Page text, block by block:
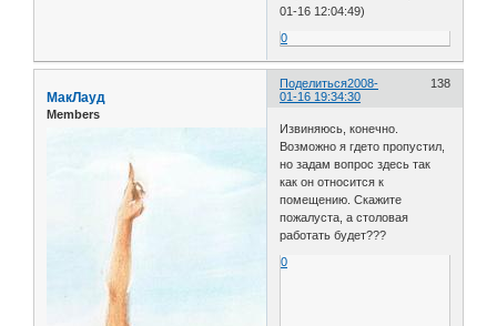
01-16 12:04:49)
0
Поделиться 138
2008-
01-16 19:34:30
МакЛауд
Members
Извиняюсь, конечно.
Возможно я гдето пропустил,
но задам вопрос здесь так
как он относится к
помещению. Скажите
пожалуста, а столовая
работать будет???
0